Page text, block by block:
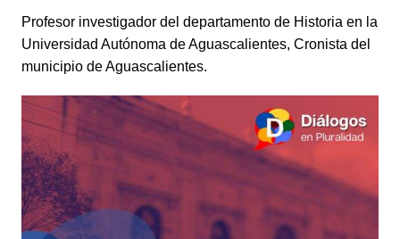
Profesor investigador del departamento de Historia en la
Universidad Autónoma de Aguascalientes, Cronista del
municipio de Aguascalientes.